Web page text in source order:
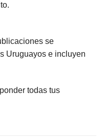
se
Uruguayos e incluyen
todas tus